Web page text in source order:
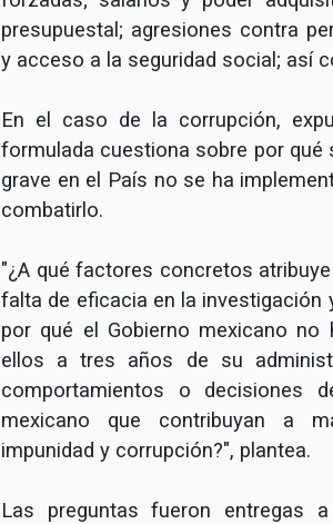
presupuestal; agresiones contra
y acceso a la seguridad social; así
En el caso de la corrupción,
formulada cuestiona sobre por qué
grave en el País no se ha
combatirlo.
"¿A qué factores concretos
falta de eficacia en la investigación
por qué el Gobierno mexicano
ellos a tres años de su
comportamientos o decisiones
mexicano que contribuyan a
impunidad y corrupción?", plantea.
Las preguntas fueron entregas